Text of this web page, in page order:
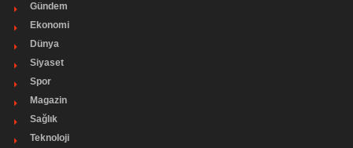
Gündem
Ekonomi
Dünya
Siyaset
Spor
Magazin
Sağlık
Teknoloji